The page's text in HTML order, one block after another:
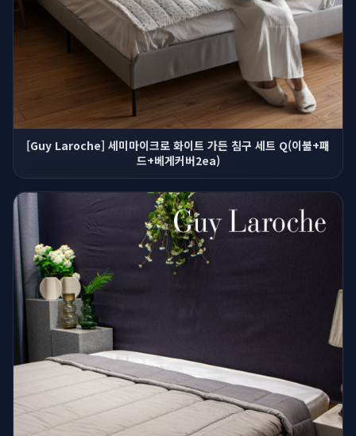
[Guy Laroche] 세미마이크로 화이트 가든 침구 세트 Q(이불+패
드+베게커버2ea)